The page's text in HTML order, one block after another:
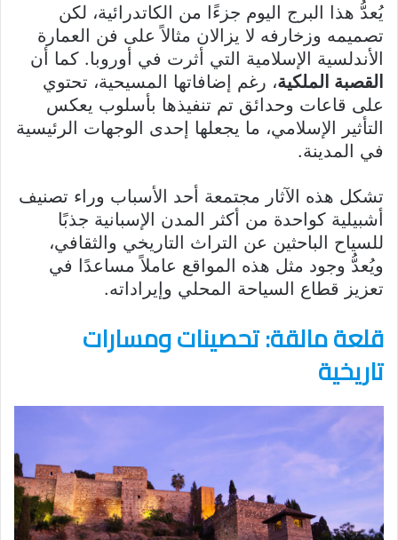
يُعدُّ هذا البرج اليوم جزءًا من الكاتدرائية، لكن
تصميمه وزخارفه لا يزالان مثالاً على فن العمارة
الأندلسية الإسلامية التي أثرت في أوروبا. كما أن
القصبة الملكية، رغم إضافاتها المسيحية، تحتوي
على قاعات وحدائق تم تنفيذها بأسلوب يعكس
التأثير الإسلامي، ما يجعلها إحدى الوجهات الرئيسية
في المدينة.
تشكل هذه الآثار مجتمعة أحد الأسباب وراء تصنيف
أشبيلية كواحدة من أكثر المدن الإسبانية جذبًا
للسياح الباحثين عن التراث التاريخي والثقافي،
ويُعدُّ وجود مثل هذه المواقع عاملاً مساعدًا في
تعزيز قطاع السياحة المحلي وإيراداته.
قلعة مالقة: تحصينات ومسارات
تاريخية